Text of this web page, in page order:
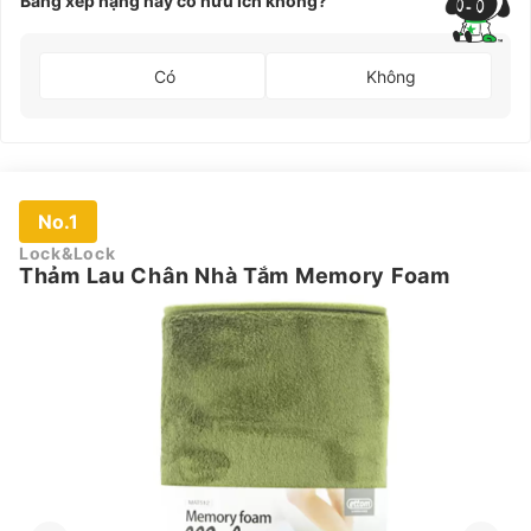
Có Không
No.1
Lock&Lock
Thảm Lau Chân Nhà Tắm Memory Foam